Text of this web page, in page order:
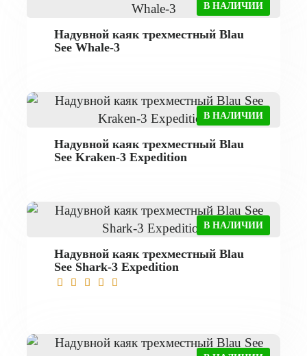
В НАЛИЧИИ
Надувной каяк трехместный Blau
See Whale-3
В НАЛИЧИИ
Надувной каяк трехместный Blau
See Kraken-3 Expedition
В НАЛИЧИИ
Надувной каяк трехместный Blau
See Shark-3 Expedition